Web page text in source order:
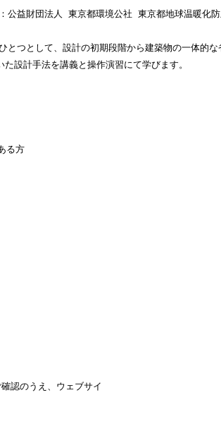
公益財団法⼈ 東京都環境公社 東京都地球温暖化
つとして、設計の初期段階から建築物の⼀体的な
設計⼿法を講義と操作演習にて学びます。
る⽅
認のうえ、ウェブサイ